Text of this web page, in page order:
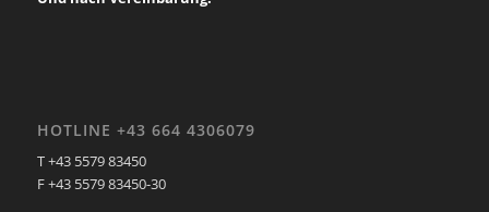
HOTLINE +43 664 4306079
T +43 5579 83450
F +43 5579 83450-30